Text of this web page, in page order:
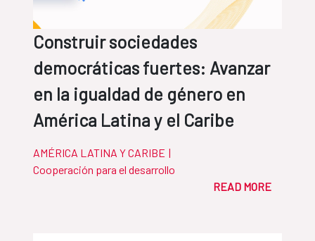
Construir sociedades
democráticas fuertes: Avanzar
en la igualdad de género en
América Latina y el Caribe
AMÉRICA LATINA Y CARIBE |
Cooperación para el desarrollo
READ MORE